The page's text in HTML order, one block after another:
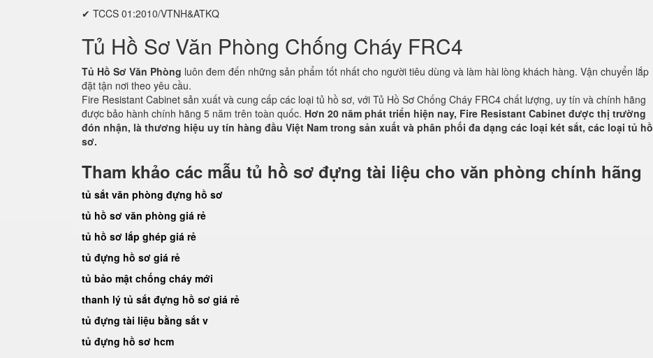
✔ TCCS 01:2010/VTNH&ATKQ
Tủ Hồ Sơ Văn Phòng Chống Cháy FRC4
Tủ Hồ Sơ Văn Phòng luôn đem đến những sản phẩm tốt nhất cho người tiêu dùng và làm hài lòng khách hàng. Vận chuyển lắp
đặt tận nơi theo yêu cầu.
Fire Resistant Cabinet sản xuất và cung cấp các loại tủ hồ sơ, với Tủ Hồ Sơ Chống Cháy FRC4 chất lượng, uy tín và chính hãng
được bảo hành chính hãng 5 năm trên toàn quốc. Hơn 20 năm phát triển hiện nay, Fire Resistant Cabinet được thị trường
đón nhận, là thương hiệu uy tín hàng đầu Việt Nam trong sản xuất và phân phối đa dạng các loại két sắt, các loại tủ hồ
sơ.
Tham khảo các mẫu tủ hồ sơ đựng tài liệu cho văn phòng chính hãng
tủ sắt văn phòng đựng hồ sơ
tủ hồ sơ văn phòng giá rẻ
tủ hồ sơ lắp ghép giá rẻ
tủ đựng hồ sơ giá rẻ
tủ bảo mật chống cháy mới
thanh lý tủ sắt đựng hồ sơ giá rẻ
tủ đựng tài liệu bằng sắt v
tủ đựng hồ sơ hcm